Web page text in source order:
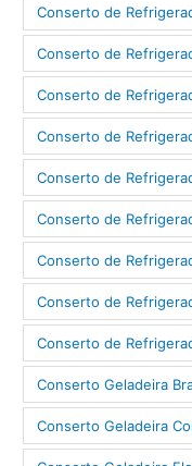
Conserto de
Conserto de
Conserto de
Conserto de
Conserto de
Conserto de
Conserto de
Conserto de
Conserto de
Conserto Geladeira
Conserto Geladeira